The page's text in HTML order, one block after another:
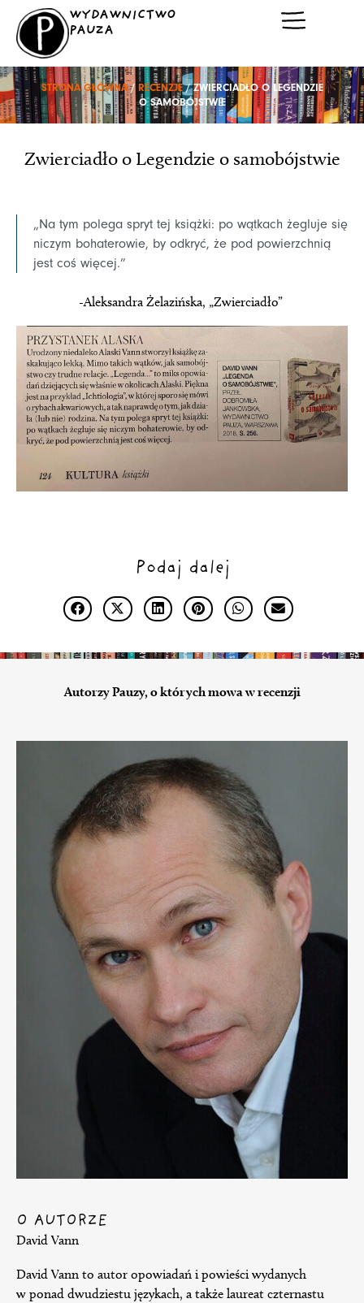
Przejdź
treści
WYDAWNICTWO
PAUZA
STRONA GŁÓWNA/ RECENZJE/ ZWIERCIADŁO O LEGENDZIE
O SAMOBÓJSTWIE
Zwierciadło o Legendzie o samobójstwie
„Na tym polega spryt tej książki: po wątkach żegluje się
niczym bohaterowie, by odkryć, że pod powierzchnią
jest coś więcej.”
-Aleksandra Żelazińska, „Zwierciadło”
Podaj dalej
Autorzy Pauzy, o których mowa w recenzji
O AUTORZE
David Vann
David Vann to autor opowiadań i powieści wydanych
w ponad dwudziestu językach, a także laureat czternastu